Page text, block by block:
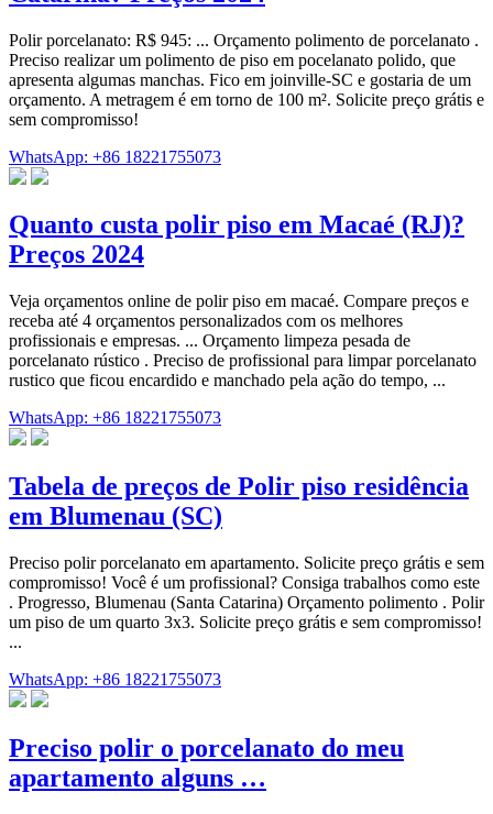
Polir porcelanato: R$ 945: ... Orçamento polimento de porcelanato .
Preciso realizar um polimento de piso em pocelanato polido, que
apresenta algumas manchas. Fico em joinville-SC e gostaria de um
orçamento. A metragem é em torno de 100 m². Solicite preço grátis e
sem compromisso!
WhatsApp: +86 18221755073
Quanto custa polir piso em Macaé (RJ)?
Preços 2024
Veja orçamentos online de polir piso em macaé. Compare preços e
receba até 4 orçamentos personalizados com os melhores
profissionais e empresas. ... Orçamento limpeza pesada de
porcelanato rústico . Preciso de profissional para limpar porcelanato
rustico que ficou encardido e manchado pela ação do tempo, ...
WhatsApp: +86 18221755073
Tabela de preços de Polir piso residência
em Blumenau (SC)
Preciso polir porcelanato em apartamento. Solicite preço grátis e sem
compromisso! Você é um profissional? Consiga trabalhos como este
. Progresso, Blumenau (Santa Catarina) Orçamento polimento . Polir
um piso de um quarto 3x3. Solicite preço grátis e sem compromisso!
...
WhatsApp: +86 18221755073
Preciso polir o porcelanato do meu
apartamento alguns …